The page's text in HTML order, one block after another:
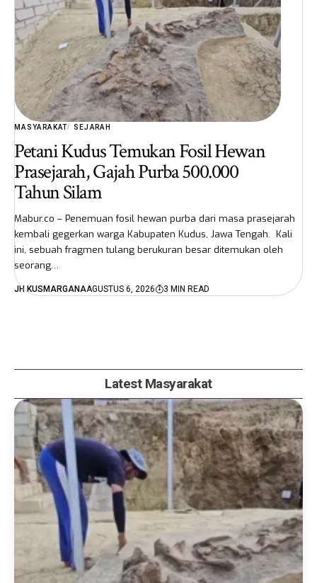
MASYARAKAT SEJARAH
Petani Kudus Temukan Fosil Hewan
Prasejarah, Gajah Purba 500.000
Tahun Silam
Mabur.co – Penemuan fosil hewan purba dari masa prasejarah
kembali gegerkan warga Kabupaten Kudus, Jawa Tengah. Kali
ini, sebuah fragmen tulang berukuran besar ditemukan oleh
seorang…
JH KUSMARGANAAGUSTUS 6, 2026 3 MIN READ
Latest Masyarakat